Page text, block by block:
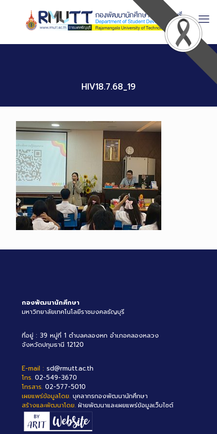
HIV18.7.68_19
กองพัฒนานักศึกษา
มหาวิทยาลัยเทคโนโลยีราชมงคลธัญบุรี
ที่อยู่ : 39 หมู่ที่ 1 ตำบลคลองหก อำเภอคลองหลวง
จังหวัดปทุมธานี 12120
E-mail : sd@rmutt.ac.th
โทร. 02-549-3670
โทรสาร. 02-577-5010
เผยแพร่ข้อมูลโดย. บุคลากรกองพัฒนานักศึกษา
สร้างและพัฒนาโดย. ฝ่ายพัฒนาและเผยแพร่ข้อมูลเว็บไซต์